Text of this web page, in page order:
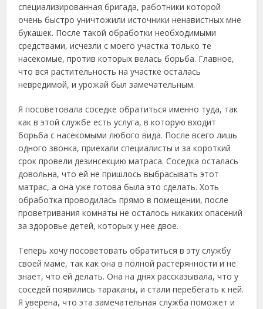
специализированная бригада, работники которой
очень быстро уничтожили источники ненавистных мне
букашек. После такой обработки необходимыми
средствами, исчезли с моего участка только те
насекомые, против которых велась борьба. Главное,
что вся растительность на участке осталась
невредимой, и урожай был замечательным.
Я посоветовала соседке обратиться именно туда, так
как в этой службе есть услуга, в которую входит
борьба с насекомыми любого вида. После всего лишь
одного звонка, приехали специалисты и за короткий
срок провели дезинсекцию матраса. Соседка осталась
довольна, что ей не пришлось выбрасывать этот
матрас, а она уже готова была это сделать. Хоть
обработка проводилась прямо в помещении, после
проветривания комнаты не осталось никаких опасений
за здоровье детей, которых у нее двое.
Теперь хочу посоветовать обратиться в эту службу
своей маме, так как она в полной растерянности и не
знает, что ей делать. Она на днях рассказывала, что у
соседей появились тараканы, и стали перебегать к ней.
Я уверена, что эта замечательная служба поможет и